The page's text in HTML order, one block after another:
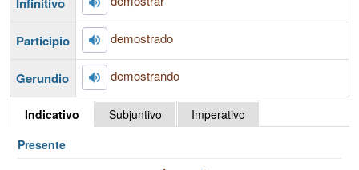
Participio demostrado
Gerundio demostrando
Indicativo Subjuntivo
Imperativo
Presente